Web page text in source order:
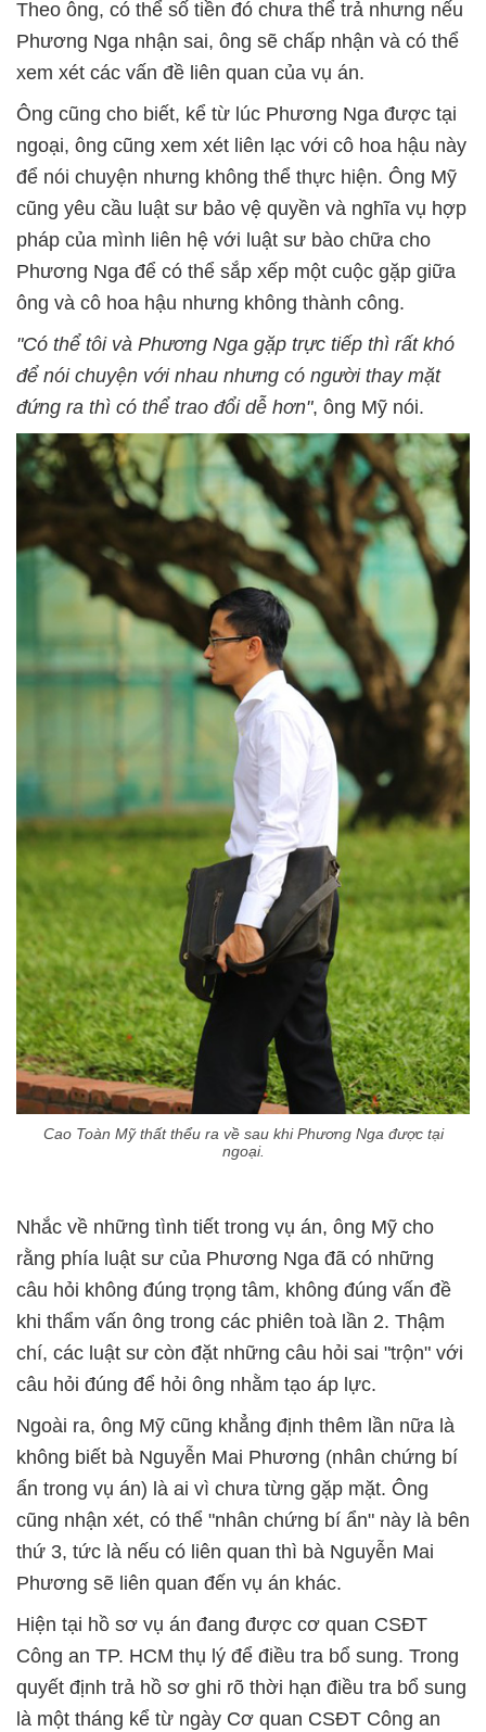
Theo ông, có thể số tiền đó chưa thể trả nhưng nếu
Phương Nga nhận sai, ông sẽ chấp nhận và có thể
xem xét các vấn đề liên quan của vụ án.
Ông cũng cho biết, kể từ lúc Phương Nga được tại
ngoại, ông cũng xem xét liên lạc với cô hoa hậu này
để nói chuyện nhưng không thể thực hiện. Ông Mỹ
cũng yêu cầu luật sư bảo vệ quyền và nghĩa vụ hợp
pháp của mình liên hệ với luật sư bào chữa cho
Phương Nga để có thể sắp xếp một cuộc gặp giữa
ông và cô hoa hậu nhưng không thành công.
"Có thể tôi và Phương Nga gặp trực tiếp thì rất khó
để nói chuyện với nhau nhưng có người thay mặt
đứng ra thì có thể trao đổi dễ hơn", ông Mỹ nói.
Cao Toàn Mỹ thất thểu ra về sau khi Phương Nga được tại
ngoại.
Nhắc về những tình tiết trong vụ án, ông Mỹ cho
rằng phía luật sư của Phương Nga đã có những
câu hỏi không đúng trọng tâm, không đúng vấn đề
khi thẩm vấn ông trong các phiên toà lần 2. Thậm
chí, các luật sư còn đặt những câu hỏi sai "trộn" với
câu hỏi đúng để hỏi ông nhằm tạo áp lực.
Ngoài ra, ông Mỹ cũng khẳng định thêm lần nữa là
không biết bà Nguyễn Mai Phương (nhân chứng bí
ẩn trong vụ án) là ai vì chưa từng gặp mặt. Ông
cũng nhận xét, có thể "nhân chứng bí ẩn" này là bên
thứ 3, tức là nếu có liên quan thì bà Nguyễn Mai
Phương sẽ liên quan đến vụ án khác.
Hiện tại hồ sơ vụ án đang được cơ quan CSĐT
Công an TP. HCM thụ lý để điều tra bổ sung. Trong
quyết định trả hồ sơ ghi rõ thời hạn điều tra bổ sung
là một tháng kể từ ngày Cơ quan CSĐT Công an